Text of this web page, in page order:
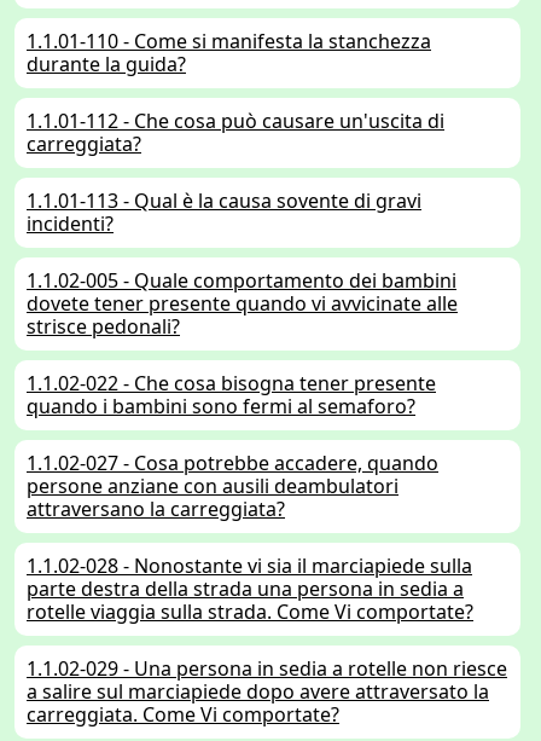
1.1.01-110 - Come si manifesta la stanchezza
durante la guida?
1.1.01-112 - Che cosa può causare un'uscita di
carreggiata?
1.1.01-113 - Qual è la causa sovente di gravi
incidenti?
1.1.02-005 - Quale comportamento dei bambini
dovete tener presente quando vi avvicinate alle
strisce pedonali?
1.1.02-022 - Che cosa bisogna tener presente
quando i bambini sono fermi al semaforo?
1.1.02-027 - Cosa potrebbe accadere, quando
persone anziane con ausili deambulatori
attraversano la carreggiata?
1.1.02-028 - Nonostante vi sia il marciapiede sulla
parte destra della strada una persona in sedia a
rotelle viaggia sulla strada. Come Vi comportate?
1.1.02-029 - Una persona in sedia a rotelle non riesce
a salire sul marciapiede dopo avere attraversato la
carreggiata. Come Vi comportate?